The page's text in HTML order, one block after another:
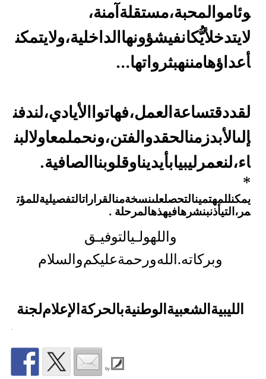
وئاموالمحبة،مستقلةآمنة،
لايتدخلأيُّكانفيشؤونهاالداخلية،ولايتمكن
أعداؤهامننهبثرواتها…
لقددقتساعةالعمل،فهاتواالأيادي،لندفن
إلىالأبدزمنالحقدوالفتن،ونحملمعاولالبن
اء،لنعمر ليبيابأيديناوقلوبناالصافية.
*
يمكنللمهتمينالتحصلعلىنسخةمنالقراراتالتفصيليةللمؤت
مر،التيأذنبنشرهافيهذهالمرحلة .
واللهولـيالتوفيـق
والسلامعليكمورحمةاللهوبركاته.
لجنةالإعلامبالحركةالوطنيةالشعبيةالليبية
by